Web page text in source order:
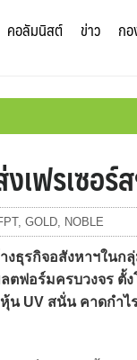
คอลัมนิสต์ ข่าว ก
ฟรเซอร์
, GOLD, NOBLE
ธุรกิจอสังหาฯในก
ฟอร์มครบวงจร ตั้
น UV สนั่น คาดกำ